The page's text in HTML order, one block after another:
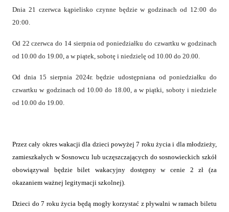
Dnia 21 czerwca kąpielisko czynne będzie w godzinach od 12:00 do
20:00.
Od 22 czerwca do 14 sierpnia od poniedziałku do czwartku w godzinach
od 10.00 do 19.00, a w piątek, sobotę i niedzielę od 10.00 do 20.00.
Od dnia 15 sierpnia 2024r. będzie udostępniana od poniedziałku do
czwartku w godzinach od 10.00 do 18.00, a w piątki, soboty i niedziele
od 10.00 do 19.00.
Przez cały okres wakacji dla dzieci powyżej 7 roku życia i dla młodzieży,
zamieszkałych w Sosnowcu lub uczęszczających do sosnowieckich szkół
obowiązywał będzie bilet wakacyjny dostępny w cenie 2 zł (za
okazaniem ważnej legitymacji szkolnej).
Dzieci do 7 roku życia będą mogły korzystać z pływalni w ramach biletu